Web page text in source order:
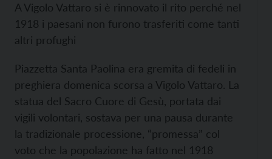
A Vigolo Vattaro si è rinnovato il rito perché nel
1918 i paesani non furono trasferiti come tanti
altri profughi
Piazzetta Santa Paolina era gremita di fedeli in
preghiera domenica scorsa a Vigolo Vattaro. La
statua del Sacro Cuore di Gesù, portata dai
vigili volontari, sostava per una pausa durante
la tradizionale processione, “promessa” col
voto che la popolazione ha fatto nel 1918